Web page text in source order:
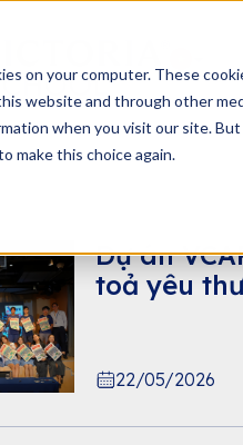
on your computer. These
website and through other
when you visit our site.
make this choice again.
Dự án
toả yêu
22/05/2026